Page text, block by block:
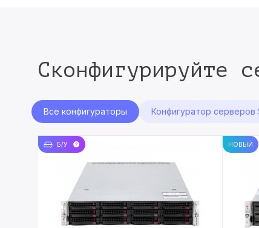
Сконфигурируйте
Все конфигураторы Конфигуратор серверов
Б/У НОВЫЙ